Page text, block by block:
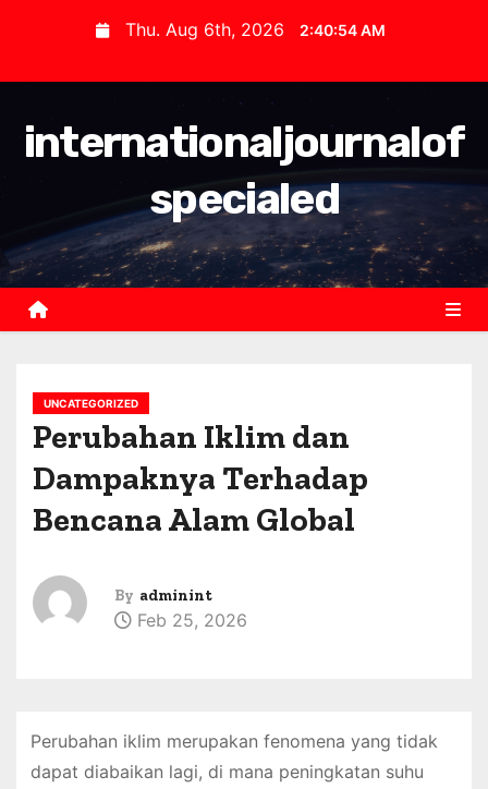
t
Thu. Aug 6th, 2026 2:40:54 AM
internationaljournalof
specialed
UNCATEGORIZED
Perubahan Iklim dan
Dampaknya Terhadap
Bencana Alam Global
By adminint
Feb 25, 2026
Perubahan iklim merupakan fenomena yang tidak
dapat diabaikan lagi, di mana peningkatan suhu